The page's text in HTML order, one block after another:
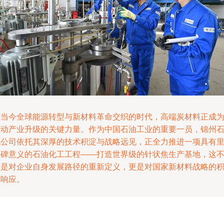
今全球能源转型与新材料革命交织的时代，高端炭材料正成为
产业升级的关键力量。作为中国石油工业的重要一员，锦州石
司依托其深厚的技术积淀与战略远见，正全力推进一项具有里
意义的石油化工工程——打造世界级的针状焦生产基地，这不
对企业自身发展路径的重新定义，更是对国家新材料战略的积
应。